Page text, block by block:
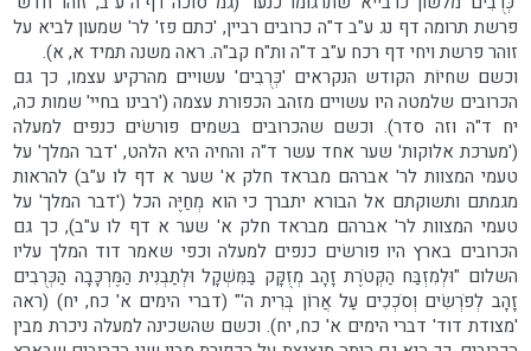
פרשת תרומה דף נג ע"ב ד"ה כרובים רביין, 'כתם פז' לר' שמעון לביא על
זוהר פרשת ויחי דף רכח ע"ב ד"ה ות"ח קב"ה. ראה משנה תמיד א, א).
וכשם שחיוֹת הקודש הנקראים 'כְּרֻבִים' עשויים מהרקיע עצמו, כך גם
הכרובים שלמטה היו עשויים מזהב הכפורת עצמה ('רבינו בחיי' שמות כה,
יח ד"ה וזה סדר). וכשם שהכרובים בשמים פורשׂים כנפים למעלה
('מערכת אלוקות' שער אחד עשר ד"ה והחיה היא הלהט, 'דבר המלך' על
טעמי המצוות לר' אברהם מבראד חלק א' שער א דף לו ע"ב) להראות
מגמתם ותשוקתם אל הבורא יתברך כי הוא מְחַיֶּה הכל ('דבר המלך' על
טעמי המצוות לר' אברהם מבראד חלק א' שער א דף לו ע"ב), כך גם
הכרובים בארץ היו פורשׂים כנפים למעלה וכפי שאמר דוד המלך עליו
השלום "וּלְמִזְבַּח הַקְּטֹרֶת זָהָב מְזֻקָּק בַּמִּשְׁקָל וּלְתַבְנִית הַמֶּרְכָּבָה הַכְּרֻבִים
זָהָב לְפֹרְשִׂים וְסֹכְכִים עַל אֲרוֹן בְּרִית ה'" (דברי הימים א' כח, יח) (ראה
'מצודת דוד' דברי הימים א' כח, יח). וכשם שהשכינה למעלה ניכרת מבין